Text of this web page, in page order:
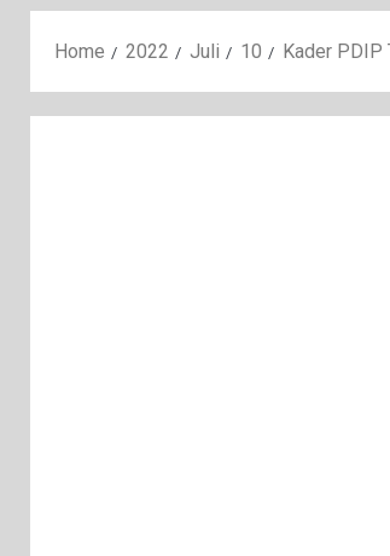
Home 2022 Juli 10 Kader PDIP